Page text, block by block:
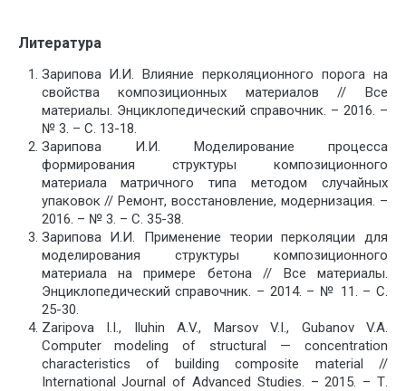
Литература
Зарипова И.И. Влияние перколяционного порога на
свойства композиционных материалов // Все
материалы. Энциклопедический справочник. – 2016. –
№ 3. – С. 13-18.
Зарипова И.И. Моделирование процесса
формирования структуры композиционного
материала матричного типа методом случайных
упаковок // Ремонт, восстановление, модернизация. –
2016. – № 3. – С. 35-38.
Зарипова И.И. Применение теории перколяции для
моделирования структуры композиционного
материала на примере бетона // Все материалы.
Энциклопедический справочник. – 2014. – № 11. – С.
25-30.
Zaripova I.I., Iluhin A.V., Marsov V.I., Gubanov V.A.
Computer modeling of structural — concentration
characteristics of building composite material //
International Journal of Advanced Studies. – 2015. – Т.